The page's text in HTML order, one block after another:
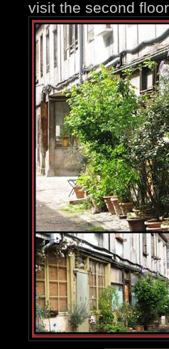
visit the second